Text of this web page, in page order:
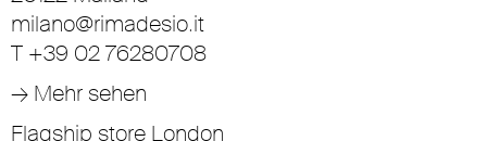
milano@rimadesio.it
T +39 02 76280708
→ Mehr sehen
Flagship store London